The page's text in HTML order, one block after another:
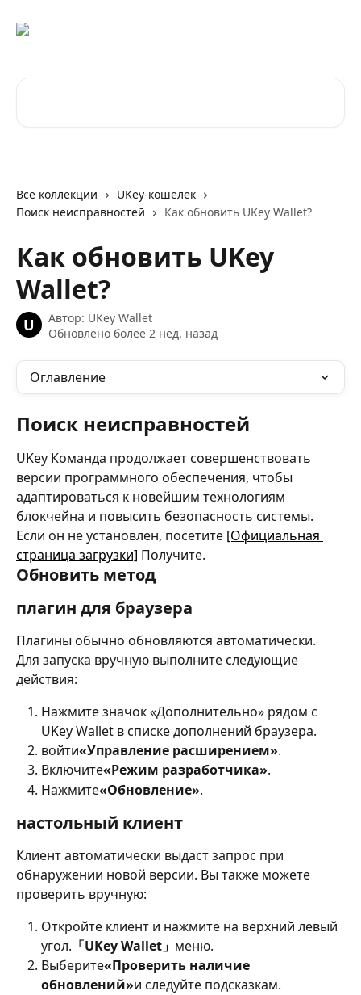
Все коллекции
UKey-кошелек
Поиск неисправностей
Как обновить UKey Wallet?
Как обновить UKey
Wallet?
U Автор: UKey Wallet
Обновлено более 2 нед. назад
Оглавление
Поиск неисправностей
UKey Команда продолжает совершенствовать
версии программного обеспечения, чтобы
адаптироваться к новейшим технологиям
блокчейна и повысить безопасность системы.
Если он не установлен, посетите [Официальная
страница загрузки] Получите.
Обновить метод
плагин для браузера
Плагины обычно обновляются автоматически.
Для запуска вручную выполните следующие
действия:
Нажмите значок «Дополнительно» рядом с
UKey Wallet в списке дополнений браузера.
войти«Управление расширением».
Включите«Режим разработчика».
Нажмите«Обновление».
настольный клиент
Клиент автоматически выдаст запрос при
обнаружении новой версии. Вы также можете
проверить вручную:
Откройте клиент и нажмите на верхний левый
угол. 「UKey Wallet」 меню.
Выберите«Проверить наличие
обновлений»и следуйте подсказкам.